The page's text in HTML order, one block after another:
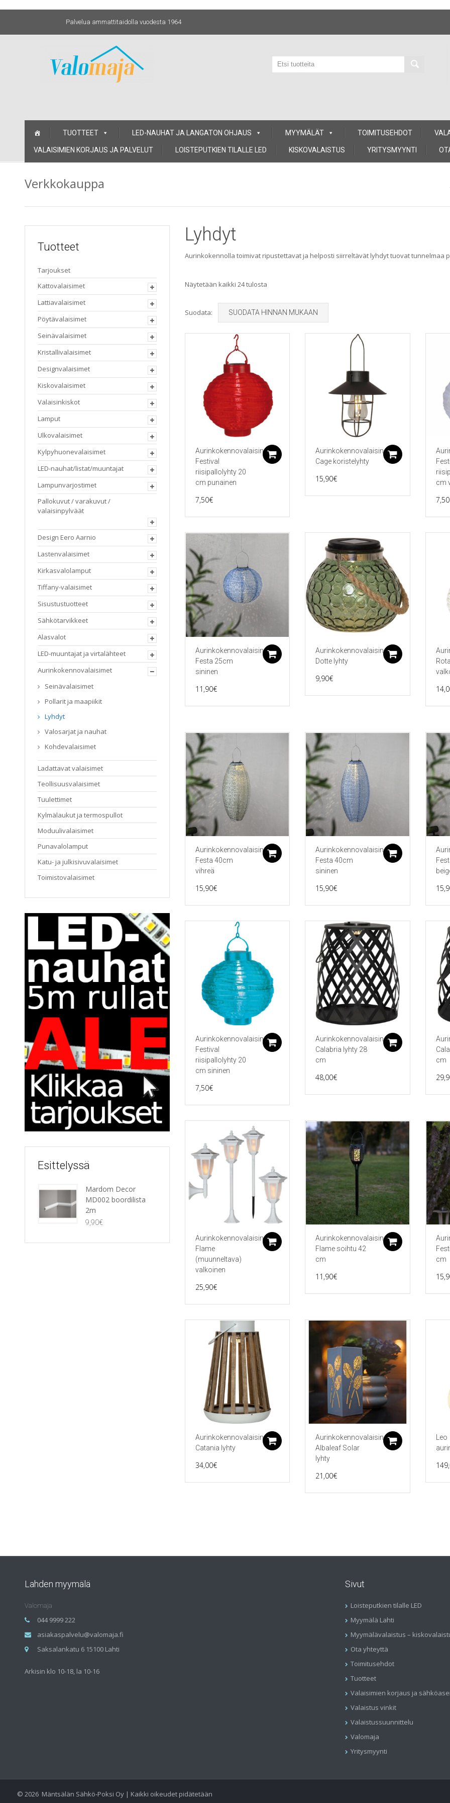
Palvelua ammattitaidolla vuodesta 1964
TUOTTEET LED-NAUHAT JA LANGATON OHJAUS MYYMÄLÄT TOIMITUSEHDOT
VALAISIMIEN KORJAUS JA PALVELUT LOISTEPUTKIEN TILALLE LED KISKOVALAISTUS YRITYSMYYNTI
Verkkokauppa
Lyhdyt
Aurinkokennolla toimivat ripustettavat ja helposti siirreltävät lyhdyt tuovat tunnelmaa
Näytetään kaikki 24 tulostaSorted
by
popularity
Suodata: SUODATA HINNAN MUKAAN
Aurinkokennovalaisin
Festival
riisipallolyhty 20
cm punainen
7,50€
Lisää ostoskoriin
Aurinkokennovalaisin
Cage koristelyhty
15,90€
Lisää
cm
7,50
Aurinkokennovalaisin
Festa 25cm
sininen
11,90€
Lisää ostoskoriin
Aurinkokennovalaisin
Dotte lyhty
9,90€
Lisää
Aurinkokennovalaisin
Festa 40cm
vihreä
15,90€
Lisää ostoskoriin
Aurinkokennovalaisin
Festa 40cm
sininen
15,90€
Lisää
Aurinkokennovalaisin
Festival
riisipallolyhty 20
cm sininen
7,50€
Lisää ostoskoriin
Aurinkokennovalaisin
Calabria lyhty 28
cm
48,00€
Lisää
cm
Aurinkokennovalaisin
Flame
(muunneltava)
valkoinen
25,90€
Lisää ostoskoriin
Aurinkokennovalaisin
Flame soihtu 42
cm
11,90€
Lisää
cm
Aurinkokennovalaisin
Catania lyhty
34,00€
Lisää ostoskoriin
Aurinkokennovalaisin
Albaleaf Solar
lyhty
21,00€
Lisää Leo
Tuotteet
Tarjoukset
Kattovalaisimet
Lattiavalaisimet
Pöytävalaisimet
Seinävalaisimet
Kristallivalaisimet
Designvalaisimet
Kiskovalaisimet
Valaisinkiskot
Lamput
Ulkovalaisimet
Kylpyhuonevalaisimet
LED-nauhat/listat/muuntajat
Lampunvarjostimet
Pallokuvut / varakuvut /
valaisinpylväät
Design Eero Aarnio
Lastenvalaisimet
Kirkasvalolamput
Tiffany-valaisimet
Sisustustuotteet
Sähkötarvikkeet
Alasvalot
LED-muuntajat ja virtalähteet
Aurinkokennovalaisimet
Seinävalaisimet
Pollarit ja maapiikit
Lyhdyt
Valosarjat ja nauhat
Kohdevalaisimet
Ladattavat valaisimet
Teollisuusvalaisimet
Tuulettimet
Kylmälaukut ja termospullot
Moduulivalaisimet
Punavalolamput
Katu- ja julkisivuvalaisimet
Toimistovalaisimet
Esittelyssä
Mardom Decor
MD002 boordilista
2m
9,90€
Lahden myymälä
Valomaja
044 9999 222
asiakaspalvelu@valomaja.fi
Saksalankatu 6 15100 Lahti
Arkisin klo 10-18, la 10-16
Sivut
Loisteputkien tilalle LED
Myymälä Lahti
Myymälävalaistus –
Ota yhteyttä
Toimitusehdot
Tuotteet
Valaisimien korjaus ja
Valaistus vinkit
Valaistussuunnittelu
Valomaja
Yritysmyynti
© 2026 Mäntsälän Sähkö-Poksi Oy | Kaikki oikeudet pidätetään